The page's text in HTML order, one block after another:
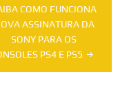
COMO FUNCIONA
ASSINATURA DA
SONY PARA OS
PS4 E PS5